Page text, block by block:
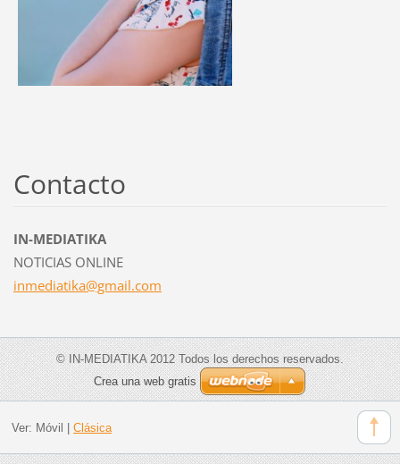
Contacto
IN-MEDIATIKA
NOTICIAS ONLINE
inmediatika@gmail.com
© IN-MEDIATIKA 2012 Todos los derechos reservados.
Crea una web gratis
Ver: Móvil Clásica